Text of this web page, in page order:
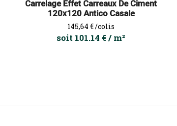
Carrelage Effet Carreaux De Ciment
120x120 Antico Casale
Prix
145,64 €/colis
soit 101.14 € / m²